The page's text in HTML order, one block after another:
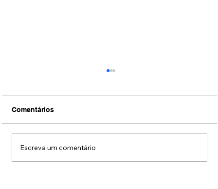
Comentários
Escreva um comentário